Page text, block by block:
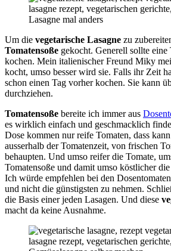
Lasagne mal anders
Um die vegetarische Lasagne zu
Tomatensoße gekocht. Generell sollte eine
kochen. Mein italienischer Freund Miky
kocht, umso besser wird sie. Falls ihr Zeit
schon einen Tag vorher kochen. Sie kann
durchziehen.
Tomatensoße bereite ich immer aus
es wirklich einfach und geschmacklich
Dose kommen nur reife Tomaten, dass
ausserhalb der Tomatenzeit, von frischen
behaupten. Und umso reifer die Tomate,
Tomatensoße und damit umso köstlicher die
Ich würde empfehlen bei den
und nicht die günstigsten zu nehmen.
die Basis einer jeden Lasagen. Und diese
macht da keine Ausnahme.